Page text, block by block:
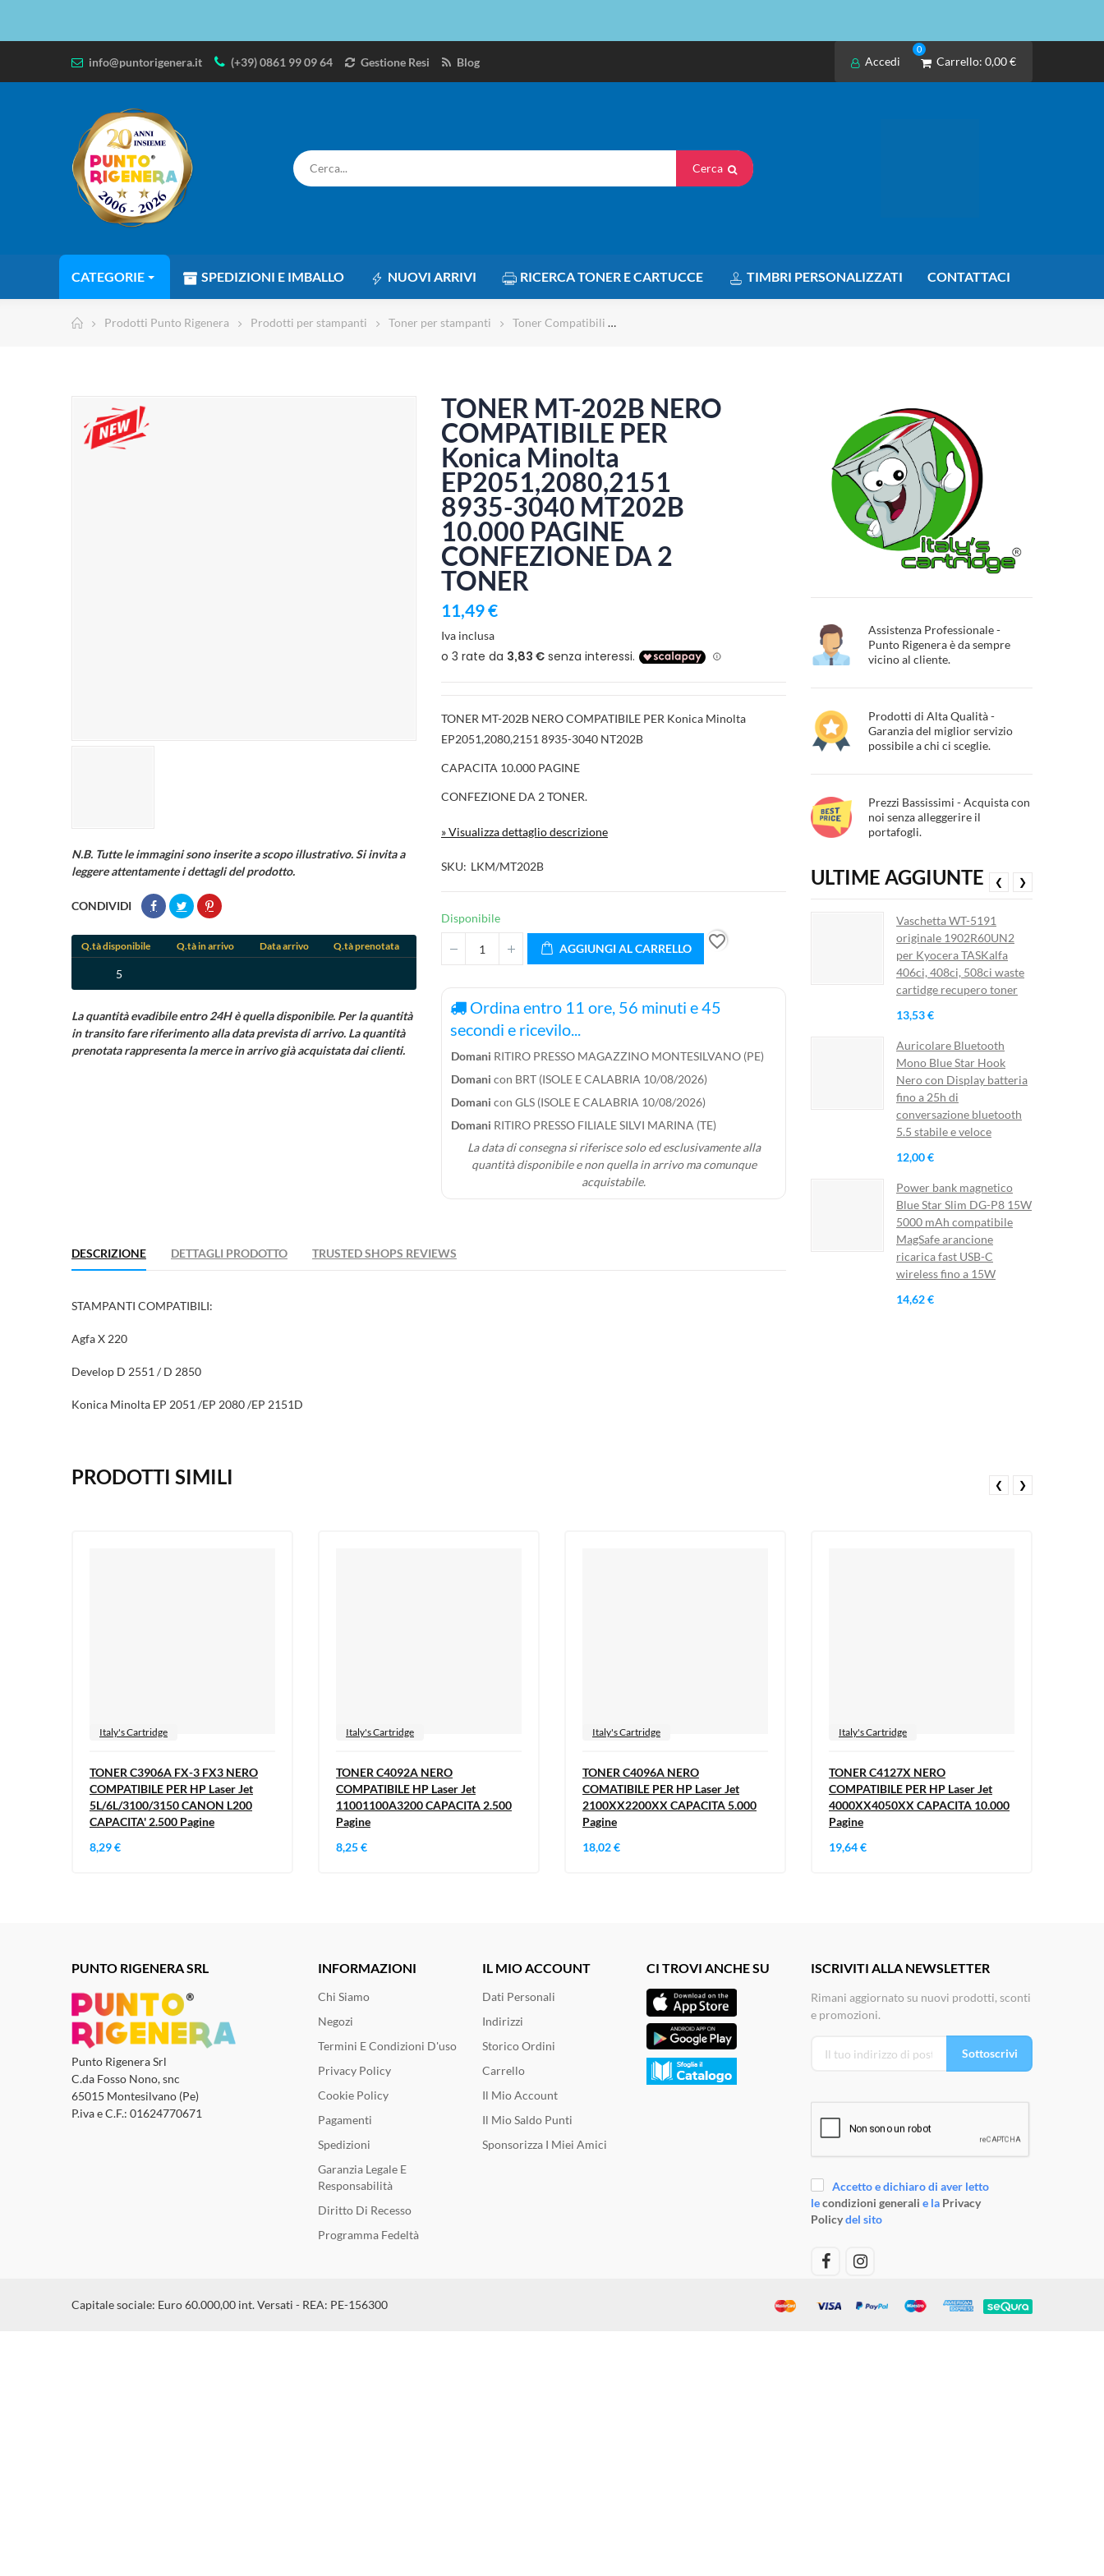
info@puntorigenera.it (+39) 0861 99 09 64 Gestione Resi Blog Accedi
0
Carrello: 0,00 €
Cerca
CATEGORIE SPEDIZIONI E IMBALLO NUOVI ARRIVI RICERCA TONER E CARTUCCE TIMBRI PERSONALIZZATI CONTATTACI
Prodotti Punto Rigenera Prodotti per stampanti Toner per stampanti Toner Compatibili
N.B. Tutte le immagini sono inserite a scopo illustrativo. Si invita a
leggere attentamente i dettagli del prodotto.
CONDIVIDI
Q.tà disponibile Q.tà in arrivo Data arrivo Q.tà prenotata
5
La quantità evadibile entro 24H è quella disponibile. Per la quantità
in transito fare riferimento alla data prevista di arrivo. La quantità
prenotata rappresenta la merce in arrivo già acquistata dai clienti.
TONER MT-202B NERO
COMPATIBILE PER
Konica Minolta
EP2051,2080,2151
8935-3040 MT202B
10.000 PAGINE
CONFEZIONE DA 2
TONER
11,49 €
Iva inclusa
TONER MT-202B NERO COMPATIBILE PER Konica Minolta
EP2051,2080,2151 8935-3040 NT202B
CAPACITA 10.000 PAGINE
CONFEZIONE DA 2 TONER.
» Visualizza dettaglio descrizione
SKU LKM/MT202B
Disponibile
AGGIUNGI AL CARRELLO favorite_border
Ordina entro 11 ore, 56 minuti e45
secondi e ricevilo...
Domani RITIRO PRESSO MAGAZZINO MONTESILVANO (PE)
Domani con BRT (ISOLE E CALABRIA 10/08/2026)
Domani con GLS (ISOLE E CALABRIA 10/08/2026)
Domani RITIRO PRESSO FILIALE SILVI MARINA (TE)
La data di consegna si riferisce solo ed esclusivamente alla
quantità disponibile e non quella in arrivo ma comunque
acquistabile.
DESCRIZIONE DETTAGLI PRODOTTO TRUSTED SHOPS REVIEWS
STAMPANTI COMPATIBILI:
Agfa X 220
Develop D 2551 / D 2850
Konica Minolta EP 2051 /EP 2080 /EP 2151D
Assistenza Professionale -
Punto Rigenera è da sempre
vicino al cliente.
Prodotti di Alta Qualità -
Garanzia del miglior servizio
possibile a chi ci sceglie.
Prezzi Bassissimi - Acquista con
noi senza alleggerire il
portafogli.
ULTIME AGGIUNTE
Vaschetta WT-5191
originale 1902R60UN2
per Kyocera TASKalfa
406ci, 408ci, 508ci waste
cartidge recupero toner
13,53 €
Auricolare Bluetooth
Mono Blue Star Hook
Nero con Display batteria
fino a 25h di
conversazione bluetooth
5.5 stabile e veloce
12,00 €
Power bank magnetico
Blue Star Slim DG-P8 15W
5000 mAh compatibile
MagSafe arancione
ricarica fast USB-C
wireless fino a 15W
14,62 €
❮ ❯
PRODOTTI SIMILI
Italy's Cartridge
TONER C3906A FX-3 FX3 NERO
COMPATIBILE PER HP Laser Jet
5L/6L/3100/3150 CANON L200
CAPACITA' 2.500 Pagine
8,29 €
Italy's Cartridge
TONER C4092A NERO
COMPATIBILE HP Laser Jet
11001100A3200 CAPACITA 2.500
Pagine
8,25 €
Italy's Cartridge
TONER C4096A NERO
COMATIBILE PER HP Laser Jet
2100XX2200XX CAPACITA 5.000
Pagine
18,02 €
Italy's Cartridge
TONER C4127X NERO
COMPATIBILE PER HP Laser Jet
4000XX4050XX CAPACITA 10.000
Pagine
19,64 €
❮ ❯
PUNTO RIGENERA SRL
Punto Rigenera Srl
C.da Fosso Nono, snc
65015 Montesilvano (Pe)
P.iva e C.F.: 01624770671
INFORMAZIONI
Chi Siamo
Negozi
Termini E Condizioni D'uso
Privacy Policy
Cookie Policy
Pagamenti
Spedizioni
Garanzia Legale E
Responsabilità
Diritto Di Recesso
Programma Fedeltà
IL MIO ACCOUNT
Dati Personali
Indirizzi
Storico Ordini
Carrello
Il Mio Account
Il Mio Saldo Punti
Sponsorizza I Miei Amici
CI TROVI ANCHE SU ISCRIVITI ALLA NEWSLETTER
Rimani aggiornato su nuovi prodotti, sconti
e promozioni.
Sottoscrivi
Accetto e dichiaro di aver letto
lecondizioni generali e la Privacy
Policydel sito
Capitale sociale: Euro 60.000,00 int. Versati - REA: PE-156300
Aggiungi alla wishlist
add_circle_outline
Hai bisogno di essere autenticato per salvare i prodotti.
((cancelText)) ((loginText))